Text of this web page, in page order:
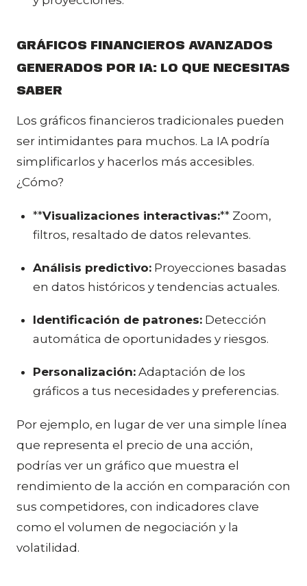
GRÁFICOS FINANCIEROS AVANZADOS
GENERADOS POR IA: LO QUE NECESITAS
SABER
Los gráficos financieros tradicionales pueden
ser intimidantes para muchos. La IA podría
simplificarlos y hacerlos más accesibles.
¿Cómo?
**Visualizaciones interactivas:** Zoom,
filtros, resaltado de datos relevantes.
Análisis predictivo: Proyecciones basadas
en datos históricos y tendencias actuales.
Identificación de patrones: Detección
automática de oportunidades y riesgos.
Personalización: Adaptación de los
gráficos a tus necesidades y preferencias.
Por ejemplo, en lugar de ver una simple línea
que representa el precio de una acción,
podrías ver un gráfico que muestra el
rendimiento de la acción en comparación con
sus competidores, con indicadores clave
como el volumen de negociación y la
volatilidad.